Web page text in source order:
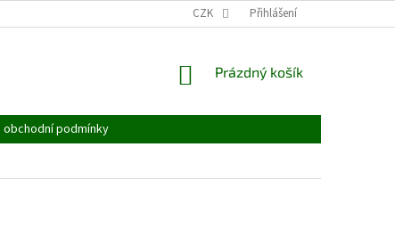
ELEKTROZAŘÍZENÍ OBALOVÉ MATERIÁLY
CZK Přihlášení
NÁKUPNÍ
Prázdný košík
obchodní podmínky